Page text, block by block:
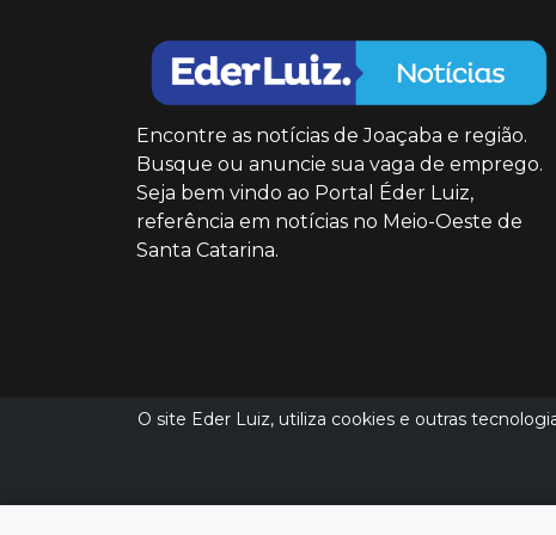
Encontre as notícias de Joaçaba e região.
Busque ou anuncie sua vaga de emprego.
Seja bem vindo ao Portal Éder Luiz,
referência em notícias no Meio-Oeste de
Santa Catarina.
O site Eder Luiz, utiliza cookies e outras